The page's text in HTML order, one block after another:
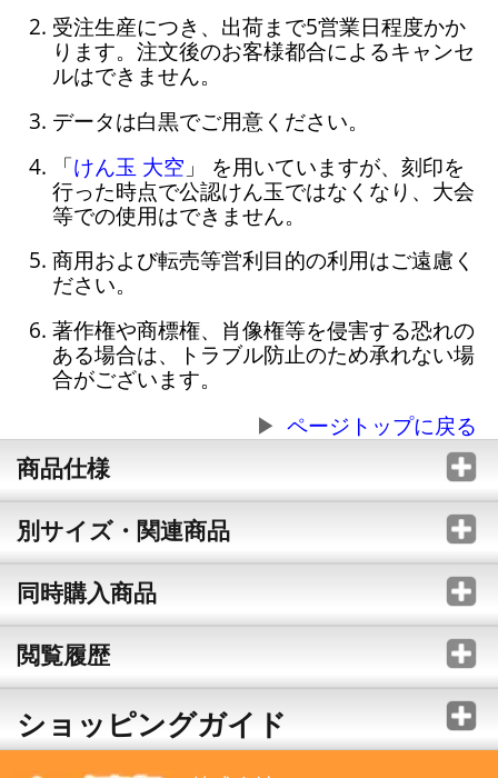
受注生産につき、出荷まで5営業日程度かか
ります。注文後のお客様都合によるキャンセ
ルはできません。
データは白黒でご用意ください。
「けん玉 大空 」 を用いていますが、刻印を
行った時点で公認けん玉ではなくなり、大会
等での使用はできません。
商用および転売等営利目的の利用はご遠慮く
ださい。
著作権や商標権、肖像権等を侵害する恐れの
ある場合は、トラブル防止のため承れない場
合がございます。
ページトップに戻る
商品仕様
別サイズ・関連商品
同時購入商品
閲覧履歴
ショッピングガイド